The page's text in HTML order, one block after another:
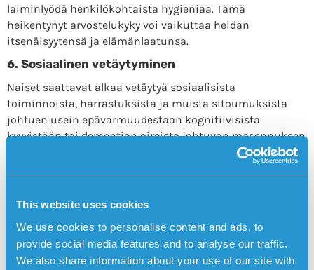
This website uses cookies
We use cookies to personalise content and ads, to
provide social media features and to analyse our traffic.
We also share information about your use of our site with
laiminlyödä henkilökohtaista hygieniaa. Tämä
heikentynyt arvostelukyky voi vaikuttaa heidän
itsenäisyytensä ja elämänlaatunsa.
6. Sosiaalinen vetäytyminen
Naiset saattavat alkaa vetäytyä sosiaalisista
toiminnoista, harrastuksista ja muista sitoumuksista
johtuen usein epävarmuudestaan ​​kognitiivisista
kyvyistään tai dementian oireista johtuvan masennuksen
7. Muutokset mielialassa ja persoonallisuudessa
Muutokset mielialassa ja persoonallisuudessa ovat
ahdistuneempia tai epäluuloisempia muita kohtaan,
mikä kuvastaa kognitiivista heikkenemistä ja vaikuttaa
heidän suhteisiinsa läheisiin.